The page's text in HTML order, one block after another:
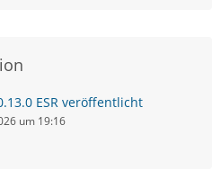
ESR veröffentlicht
um 19:16